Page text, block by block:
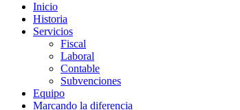
Inicio
Historia
Servicios
Fiscal
Laboral
Contable
Subvenciones
Equipo
Marcando la diferencia